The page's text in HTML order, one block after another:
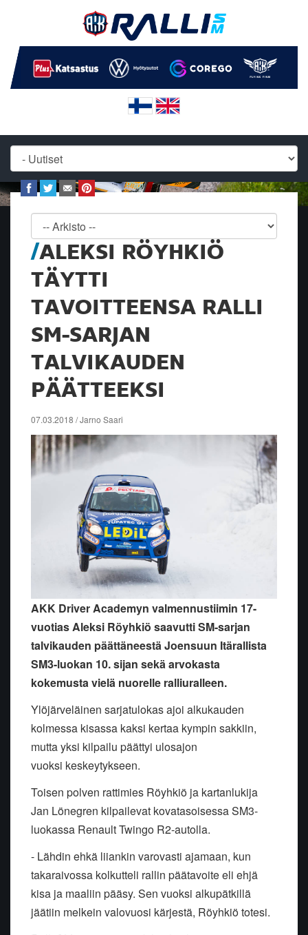
ALEKSI RÖYHKIÖ
TÄYTTI
TAVOITTEENSA RALLI
SM-SARJAN
TALVIKAUDEN
PÄÄTTEEKSI
07.03.2018 / Jarno Saari
AKK Driver Academyn valmennustiimin 17-
vuotias Aleksi Röyhkiö saavutti SM-sarjan
talvikauden päättäneestä Joensuun Itärallista
SM3-luokan 10. sijan sekä arvokasta
kokemusta vielä nuorelle ralliuralleen.
Ylöjärveläinen sarjatulokas ajoi alkukauden
kolmessa kisassa kaksi kertaa kympin sakkiin,
mutta yksi kilpailu päättyi ulosajon
vuoksi keskeytykseen.
Toisen polven rattimies Röyhkiö ja kartanlukija
Jan Lönegren kilpailevat kovatasoisessa SM3-
luokassa Renault Twingo R2-autolla.
- Lähdin ehkä liiankin varovasti ajamaan, kun
takaraivossa kolkutteli rallin päätavoite eli ehjä
kisa ja maaliin pääsy. Sen vuoksi alkupätkillä
jäätiin melkein valovuosi kärjestä, Röyhkiö totesi.